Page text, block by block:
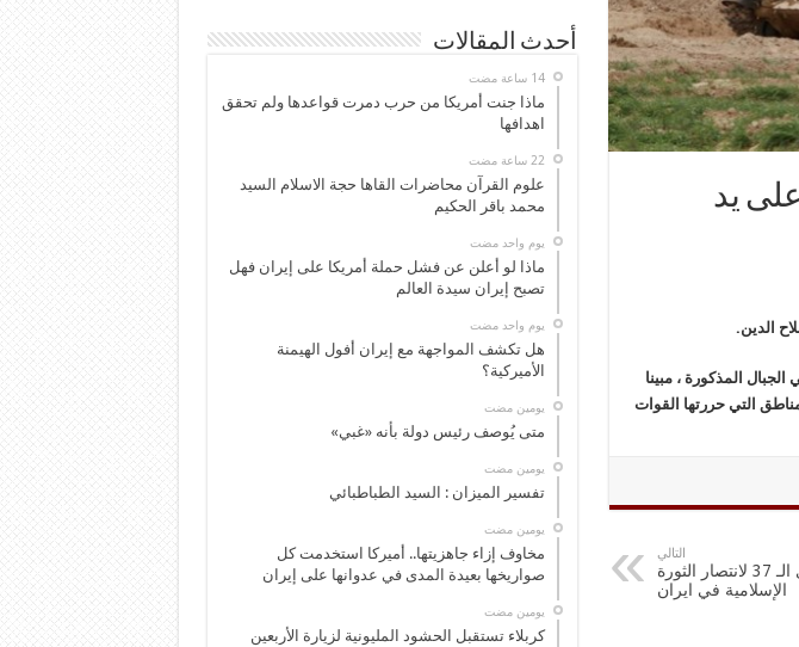
يد
الدين.
المذكورة ، مبينا
التي حررتها القوات
التالي
الذكرى الـ 37 لانتصار الثورة
الإسلامية في ايران
أحدث المقالات
‏14 ساعة مضت
ماذا جنت أمريكا من حرب دمرت قواعدها ولم تحقق
اهدافها
علوم القرآن محاضرات القاها حجة الاسلام السيد
محمد باقر الحكيم
‏يوم واحد مضت
ماذا لو أعلن عن فشل حملة أمريكا على إيران فهل
تصبح إيران سيدة العالم
‏يوم واحد مضت
هل تكشف المواجهة مع إيران أفول الهيمنة
الأميركية؟
‏يومين مضت
متى يُوصف رئيس دولة بأنه «غبي»
‏يومين مضت
تفسير الميزان : السيد الطباطبائي
‏يومين مضت
مخاوف إزاء جاهزيتها.. أميركا استخدمت كل
صواريخها بعيدة المدى في عدوانها على إيران
‏يومين مضت
كربلاء تستقبل الحشود المليونية لزيارة الأربعين